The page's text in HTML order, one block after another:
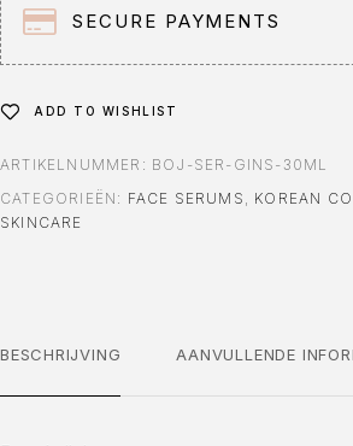
:
SECURE PAYMENTS
ADD TO WISHLIST
ARTIKELNUMMER: BOJ-SER-GINS-30ML
CATEGORIEËN: FACE SERUMS , KOREAN
SKINCARE
BESCHRIJVING AANVULLENDE